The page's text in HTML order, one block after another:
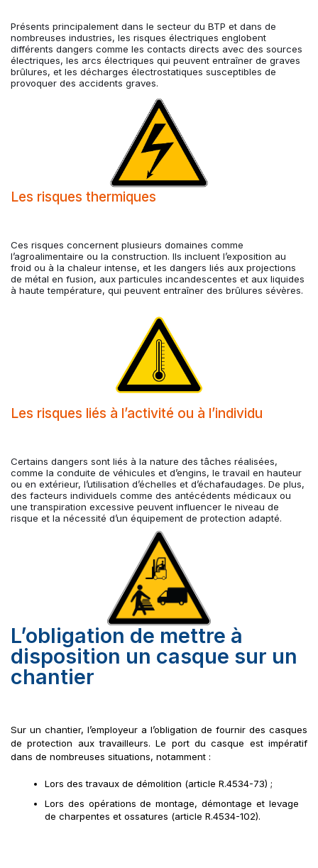
Présents principalement dans le secteur du BTP et dans de
nombreuses industries, les risques électriques englobent
différents dangers comme les contacts directs avec des sources
électriques, les arcs électriques qui peuvent entraîner de graves
brûlures, et les décharges électrostatiques susceptibles de
provoquer des accidents graves.
Les risques thermiques
Ces risques concernent plusieurs domaines comme
l’agroalimentaire ou la construction. Ils incluent l’exposition au
froid ou à la chaleur intense, et les dangers liés aux projections
de métal en fusion, aux particules incandescentes et aux liquides
à haute température, qui peuvent entraîner des brûlures sévères.
Les risques liés à l’activité ou à l’individu
Certains dangers sont liés à la nature des tâches réalisées,
comme la conduite de véhicules et d’engins, le travail en hauteur
ou en extérieur, l’utilisation d’échelles et d’échafaudages. De plus,
des facteurs individuels comme des antécédents médicaux ou
une transpiration excessive peuvent influencer le niveau de
risque et la nécessité d’un équipement de protection adapté.
L’obligation de mettre à
disposition un casque sur un
chantier
Sur un chantier, l’employeur a l’obligation de fournir des casques
de protection aux travailleurs. Le port du casque est impératif
dans de nombreuses situations, notamment :
Lors des travaux de démolition (article R.4534-73) ;
Lors des opérations de montage, démontage et levage
de charpentes et ossatures (article R.4534-102).